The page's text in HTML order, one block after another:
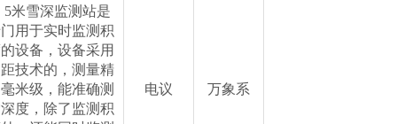
5米雪深监测站是
用于实时监测积
设备，设备采用
技术的，测量精
米级，能准确测
度，除了监测积
电议 万象系